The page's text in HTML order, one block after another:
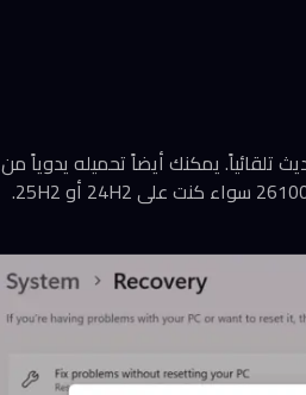
تلقائياً. يمكنك أيضاً تحميله يدوياً من